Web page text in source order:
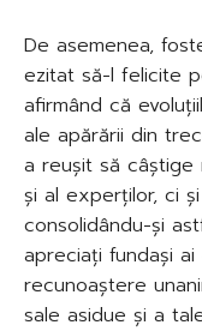
De asemenea,
ezitat să-l felicite
afirmând că
ale apărării din
a reușit să
și al experților, ci
consolidându-și
apreciați fundași
recunoaștere
sale asidue și a